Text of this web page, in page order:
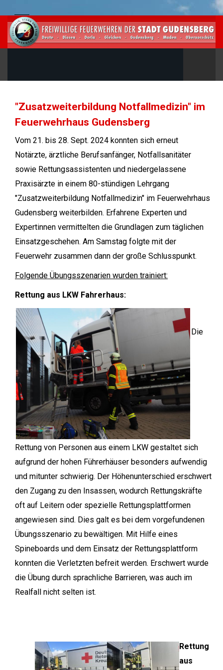
"Zusatzweiterbildung Notfallmedizin" im
Feuerwehrhaus Gudensberg
Vom 21. bis 28. Sept. 2024 konnten sich erneut
Notärzte, ärztliche Berufsanfänger, Notfallsanitäter
sowie Rettungsassistenten und niedergelassene
Praxisärzte in einem 80-stündigen Lehrgang
"Zusatzweiterbildung Notfallmedizin" im Feuerwehrhaus
Gudensberg weiterbilden. Erfahrene Experten und
Expertinnen vermittelten die Grundlagen zum täglichen
Einsatzgeschehen. Am Samstag folgte mit der
Feuerwehr zusammen dann der große Schlusspunkt.
Folgende Übungsszenarien wurden trainiert:
Rettung aus LKW Fahrerhaus:
Die
Rettung von Personen aus einem LKW gestaltet sich
aufgrund der hohen Führerhäuser besonders aufwendig
und mitunter schwierig. Der Höhenunterschied erschwert
den Zugang zu den Insassen, wodurch Rettungskräfte
oft auf Leitern oder spezielle Rettungsplattformen
angewiesen sind. Dies galt es bei dem vorgefundenen
Übungsszenario zu bewältigen. Mit Hilfe eines
Spineboards und dem Einsatz der Rettungsplattform
konnten die Verletzten befreit werden. Erschwert wurde
die Übung durch sprachliche Barrieren, was auch im
Realfall nicht selten ist.
Rettung
aus